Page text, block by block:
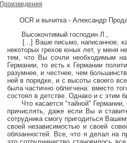
Произведения
OCR и вычитка - Александр
Высокочтимый господин Л.,
[...] Ваше письмо, написанное,
некоторых грехов юных лет, у меня
тем, что Вы сочли необходимым
Германии, то есть к Германии
разумнее, и честнее, чем
ней в порядке, и с высоты своего
была частично облегчена: вместо
состоял в детстве. Однако и с этим
Что касается "тайной" Германии,
причислять, даже если Вы и
сотрудника смогу пригодиться
своей независимостью и своей
обязанностей. Все, что я делал на